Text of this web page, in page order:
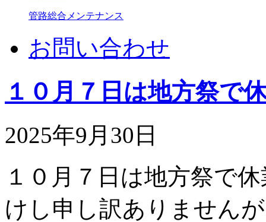
管路総合メンテナンス
お問い合わせ
１０月７日は地方祭で
2025年9月30日
１０月７日は地方祭で
けし申し訳ありません